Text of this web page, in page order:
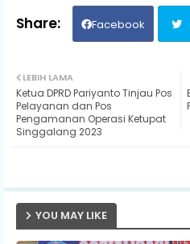
Facebook
ter
LEBIH LAMA
Ketua DPRD Pariyanto Tinjau Pos
Pelayanan dan Pos
Pengamanan Operasi Ketupat
Singgalang 2023
YOU MAY LIKE